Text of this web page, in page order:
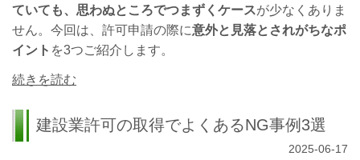
ていても、思わぬところでつまずくケースが少なくありま
せん。今回は、許可申請の際に意外と見落とされがちなポ
イント を3つご紹介します。
続きを読む
建設業許可の取得でよくあるNG事例3選
2025-06-17